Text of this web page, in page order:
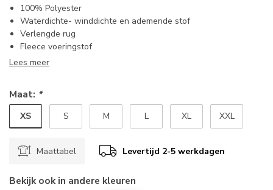
100% Polyester
Waterdichte- winddichte en ademende stof
Verlengde rug
Fleece voeringstof
Lees meer
Maat: *
XS S M L XL XXL
Maattabel Levertijd 2-5 werkdagen
Bekijk ook in andere kleuren